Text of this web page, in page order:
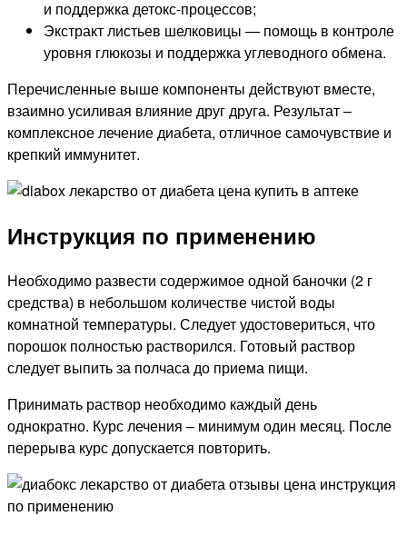
и поддержка детокс-процессов;
Экстракт листьев шелковицы — помощь в контроле
уровня глюкозы и поддержка углеводного обмена.
Перечисленные выше компоненты действуют вместе,
взаимно усиливая влияние друг друга. Результат –
комплексное лечение диабета, отличное самочувствие и
крепкий иммунитет.
Инструкция по применению
Необходимо развести содержимое одной баночки (2 г
средства) в небольшом количестве чистой воды
комнатной температуры. Следует удостовериться, что
порошок полностью растворился. Готовый раствор
следует выпить за полчаса до приема пищи.
Принимать раствор необходимо каждый день
однократно. Курс лечения – минимум один месяц. После
перерыва курс допускается повторить.